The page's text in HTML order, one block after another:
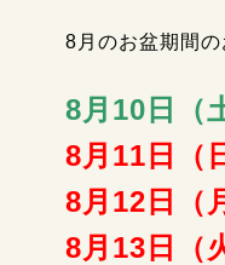
8月のお盆期間
8月10日（
8月11日（
8月12日（
8月13日（